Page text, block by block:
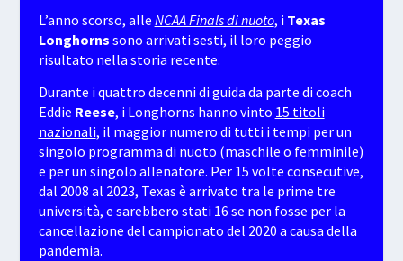
L’anno scorso, alle NCAA Finals di nuoto, i Texas
Longhorns sono arrivati sesti, il loro peggio
risultato nella storia recente.
Durante i quattro decenni di guida da parte di coach
Eddie Reese, i Longhorns hanno vinto 15 titoli
nazionali, il maggior numero di tutti i tempi per un
singolo programma di nuoto (maschile o femminile)
e per un singolo allenatore. Per 15 volte consecutive,
dal 2008 al 2023, Texas è arrivato tra le prime tre
università, e sarebbero stati 16 se non fosse per la
cancellazione del campionato del 2020 a causa della
pandemia.